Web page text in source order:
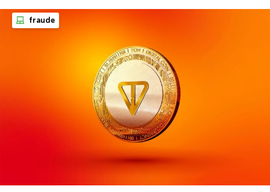
fraude